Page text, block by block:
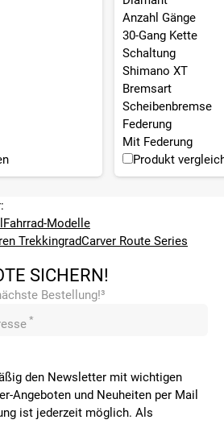
Anzahl Gänge
30-Gang Kette
Schaltung
Shimano XT
Bremsart
Scheibenbremse
Federung
Mit Federung
Produkt
Fahrrad-Modelle
TrekkingradCarver Route Series
SICHERN!
Bestellung!³
*
den Newsletter mit wichtigen
Angeboten und Neuheiten per Mail
ist jederzeit möglich. Als